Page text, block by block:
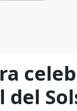
del